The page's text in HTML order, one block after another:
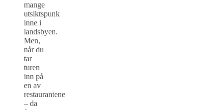
mange
utsiktspunk
inne i
landsbyen.
Men,
når du
tar
turen
inn på
en av
restaurantene
– da